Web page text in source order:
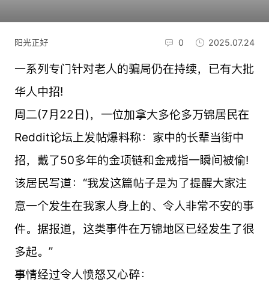
阳光正好 0 2025.07.24
一系列专门针对老人的骗局仍在持续，已有大批
华人中招!
周二(7月22日)，一位加拿大多伦多万锦居民在
Reddit论坛上发帖爆料称：家中的长辈当街中
招，戴了50多年的金项链和金戒指一瞬间被偷!
该居民写道：“我发这篇帖子是为了提醒大家注
意一个发生在我家人身上的、令人非常不安的事
件。据报道，这类事件在万锦地区已经发生了很
多起。”
事情经过令人愤怒又心碎：